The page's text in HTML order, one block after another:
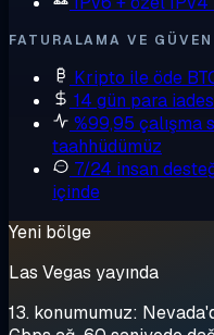
FATURALAMA VE GÜVEN
Kripto ile öde
14 gün para
%99,95 çalışma
taahhüdümüz
7/24 insan
içinde
Yeni bölge
Las Vegas yayında
13. konumumuz: